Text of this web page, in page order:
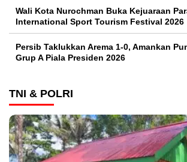
Wali Kota Nurochman Buka Kejuaraan
International Sport Tourism Festival 2026
Persib Taklukkan Arema 1-0, Amankan
Grup A Piala Presiden 2026
TNI & POLRI